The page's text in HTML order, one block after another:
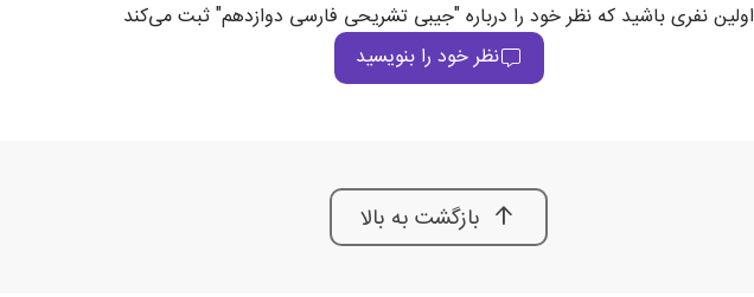
اولین نفری باشید که نظر خود را درباره "جیبی تشریحی فارسی دوازدهم" ثبت می‌کند
نظر خود را بنویسید
بازگشت به بالا